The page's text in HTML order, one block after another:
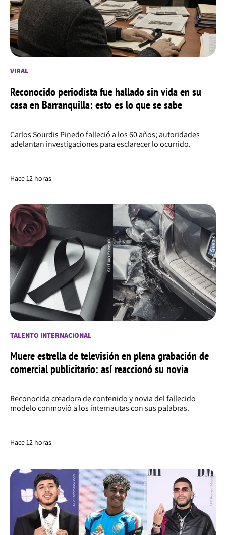
VIRAL
Reconocido periodista fue hallado sin vida en su
casa en Barranquilla: esto es lo que se sabe
Carlos Sourdis Pinedo falleció a los 60 años; autoridades
adelantan investigaciones para esclarecer lo ocurrido.
Hace 12 horas
TALENTO INTERNACIONAL
Muere estrella de televisión en plena grabación de
comercial publicitario: así reaccionó su novia
Reconocida creadora de contenido y novia del fallecido
modelo conmovió a los internautas con sus palabras.
Hace 12 horas